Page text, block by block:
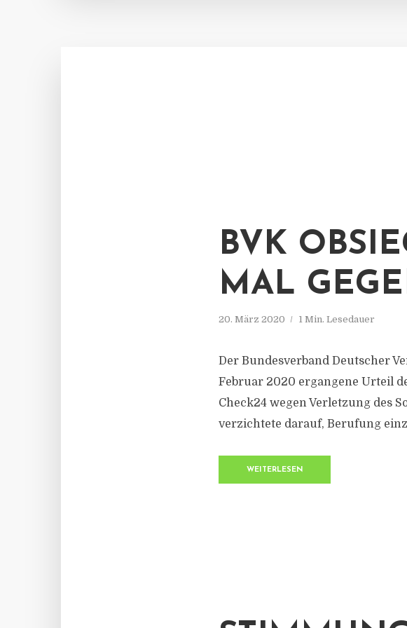
BVK
MAL
20. März 2020 1 Min. Lesedauer
Der Bundesverband Deutscher
Februar 2020 ergangene Urteil
Check24 wegen Verletzung des
verzichtete darauf, Berufung
WEITERLESEN